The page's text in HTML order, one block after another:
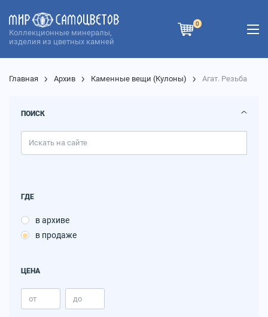
Коллекционные минералы,
изделия из цветных камней
0
Главная Архив Каменные вещи (Кулоны) Агат. Резьба
ПОИСК
ГДЕ
в архиве
в продаже
ЦЕНА